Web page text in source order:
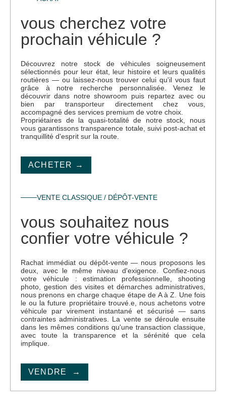
vous cherchez votre
prochain véhicule ?
Découvrez notre stock de véhicules soigneusement
sélectionnés pour leur état, leur histoire et leurs qualités
routières — ou laissez-nous trouver celui qu'il vous faut
grâce à notre recherche personnalisée. Venez le
découvrir dans notre showroom puis repartez avec ou
bien par transporteur directement chez vous,
accompagné des services premium de votre choix.
Propriétaires de la quasi-totalité de notre stock, nous
vous garantissons transparence totale, suivi post-achat et
tranquillité d'esprit sur la route.
ACHETER →
VENTE CLASSIQUE / DÉPÔT-VENTE
vous souhaitez nous
confier votre véhicule ?
Rachat immédiat ou dépôt-vente — nous proposons les
deux, avec le même niveau d'exigence. Confiez-nous
votre véhicule : estimation professionnelle, shooting
photo, gestion des visites et démarches administratives,
nous prenons en charge chaque étape de A à Z. Une fois
le ou la future propriétaire trouvé.e, nous achetons votre
véhicule par virement instantané et sécurisé — sans
contraintes administratives. La vente se déroule ensuite
dans les mêmes conditions qu'une transaction classique,
avec toute la transparence et la sérénité que cela
implique.
VENDRE →